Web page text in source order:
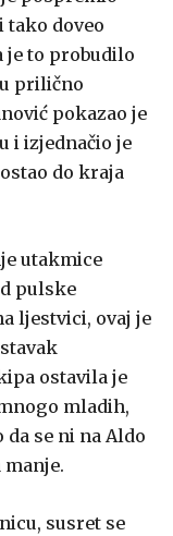
tako doveo
je to probudilo
prilično
pokazao je
i izjednačio je
do kraja
utakmice
pulske
ljestvici, ovaj je
ostavila je
mladih,
se ni na Aldo
susret se